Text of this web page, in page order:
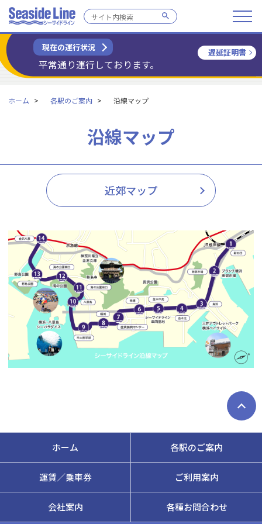
現在の運行状況
平常通り運行しております。
遅延証明書
ホーム 各駅のご案内 沿線マップ
沿線マップ
近郊マップ
ホーム 各駅のご案内
運賃／乗車券 ご利用案内
会社案内 各種お問合わせ